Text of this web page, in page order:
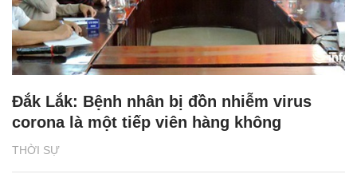
THỜI SỰ
Đắk Lắk: Bệnh nhân bị đồn nhiễm virus
corona là một tiếp viên hàng không